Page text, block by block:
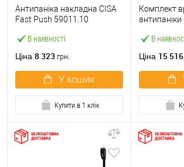
В наявності
Антипаніка накладна CISA
Fast Push 59011.10
штангою 1200 мм червона
Ціна 8 323 грн.
У кошик
Купити в 1 клік
В
Комплект
із замком
Ціна 15 516